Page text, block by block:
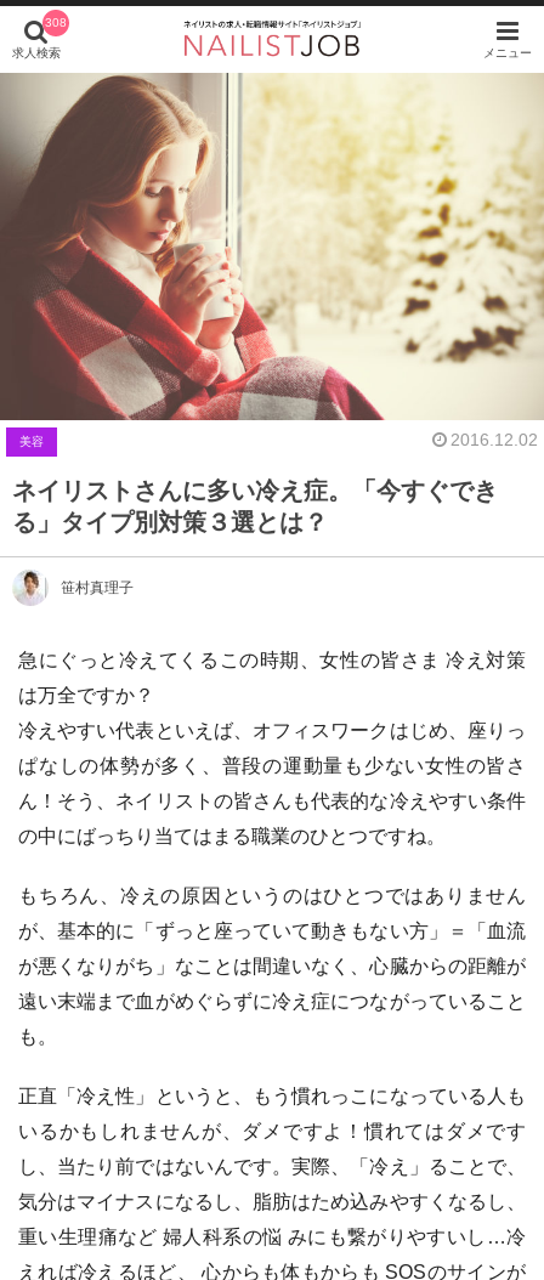
308
求人検索 メニュー
美容 2016.12.02
ネイリストさんに多い冷え症。「今すぐでき
る」タイプ別対策３選とは？
笹村真理子
急にぐっと冷えてくるこの時期、女性の皆さま 冷え対策
は万全ですか？
冷えやすい代表といえば、オフィスワークはじめ、座りっ
ぱなしの体勢が多く、普段の運動量も少ない女性の皆さ
ん！そう、ネイリストの皆さんも代表的な冷えやすい条件
の中にばっちり当てはまる職業のひとつですね。
もちろん、冷えの原因というのはひとつではありません
が、基本的に「ずっと座っていて動きもない方」＝「血流
が悪くなりがち」なことは間違いなく、心臓からの距離が
遠い末端まで血がめぐらずに冷え症につながっていること
も。
正直「冷え性」というと、もう慣れっこになっている人も
いるかもしれませんが、ダメですよ！慣れてはダメです
し、当たり前ではないんです。実際、「冷え」ることで、
気分はマイナスになるし、脂肪はため込みやすくなるし、
重い生理痛など 婦人科系の悩 みにも繋がりやすいし…冷
えれば冷えるほど、 心からも体もからも SOSのサインが